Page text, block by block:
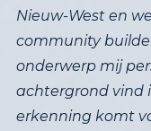
Nieuw-West en
community
onderwerp mij
achtergrond vind
erkenning komt